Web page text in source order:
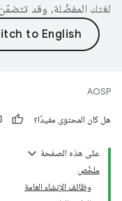
لغتك المفضّلة، وقد
AOSP
هل كان المحتوى مفيدًا؟
على هذه الصفحة
ملخّص
وظائف الإنشاء العامة